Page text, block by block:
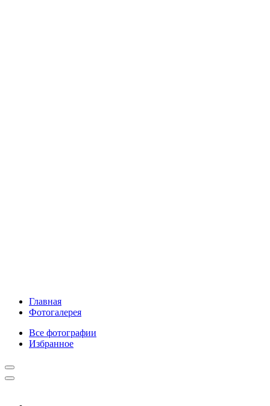
Главная
Фотогалерея
Все фотографии
Избранное